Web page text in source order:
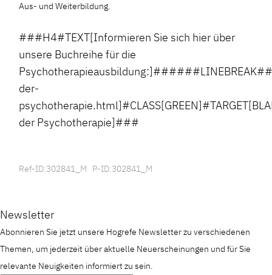
Aus- und Weiterbildung.
###H4#TEXT[Informieren Sie sich hier über
unsere Buchreihe für die
der-
der Psychotherapie]###
Ref-ID:302841_M P-ID:302841_M
Newsletter
Abonnieren Sie jetzt unsere Hogrefe Newsletter zu verschiedenen
Themen, um jederzeit über aktuelle Neuerscheinungen und für Sie
relevante Neuigkeiten informiert zu sein.